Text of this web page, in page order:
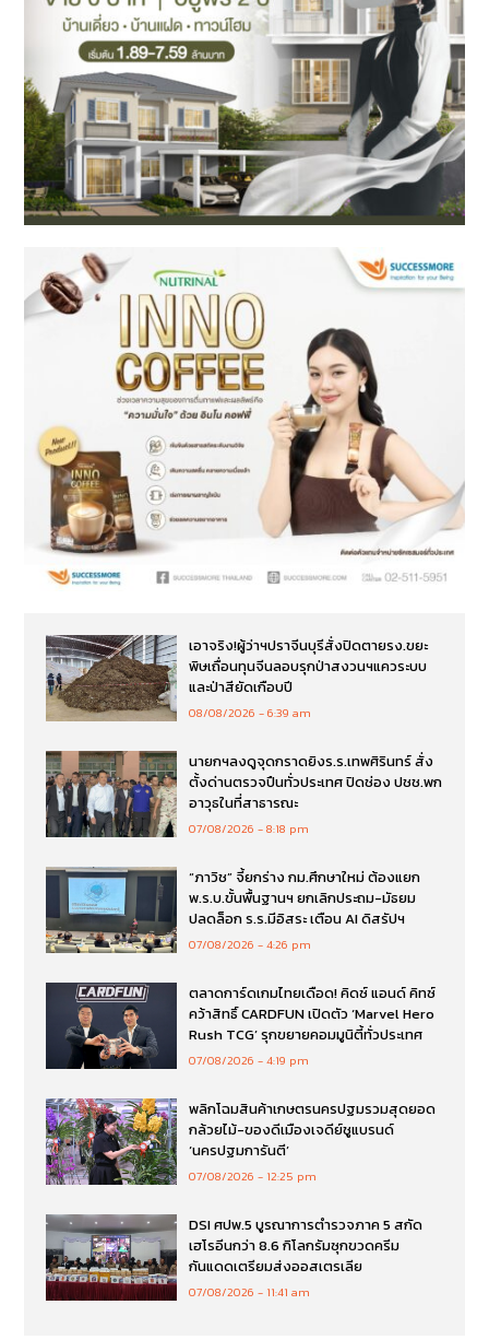
เอาจริง!ผู้ว่าฯปราจีนบุรีสั่งปิดตายรง.ขยะ
พิษเถื่อนทุนจีนลอบรุกป่าสงวนฯแควระบบ
และป่าสียัดเกือบปี
08/08/2026 6:39 am
นายกฯลงดูจุดกราดยิงร.ร.เทพศิรินทร์ สั่ง
ตั้งด่านตรวจปืนทั่วประเทศ ปิดช่อง ปชช.พก
อาวุธในที่สาธารณะ
07/08/2026 8:18 pm
“ภาวิช” จี้ยกร่าง กม.ศึกษาใหม่ ต้องแยก
พ.ร.บ.ขั้นพื้นฐานฯ ยกเลิกประถม-มัธยม
ปลดล็อก ร.ร.มีอิสระ เตือน AI ดิสรัปฯ
07/08/2026 4:26 pm
ตลาดการ์ดเกมไทยเดือด! คิดซ์ แอนด์ คิทซ์
คว้าสิทธิ์ CARDFUN เปิดตัว ‘Marvel Hero
Rush TCG’ รุกขยายคอมมูนิตี้ทั่วประเทศ
07/08/2026 4:19 pm
พลิกโฉมสินค้าเกษตรนครปฐมรวมสุดยอด
กล้วยไม้-ของดีเมืองเจดีย์ชูแบรนด์
‘นครปฐมการันตี’
07/08/2026 12:25 pm
DSI ศปพ.5 บูรณาการตำรวจภาค 5 สกัด
เฮโรอีนกว่า 8.6 กิโลกรัมซุกขวดครีม
กันแดดเตรียมส่งออสเตรเลีย
07/08/2026 11:41 am